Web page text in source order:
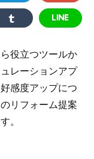
役立つツールか
レーションアプ
感度アップにつ
リフォーム提案
。